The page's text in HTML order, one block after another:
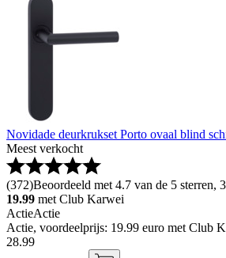
Novidade deurkrukset Porto ovaal blind
Meest verkocht
(372)Beoordeeld met 4.7 van de 5 sterren,
19.99 met Club Karwei
ActieActie
Actie, voordeelprijs: 19.99 euro met Club
28.99